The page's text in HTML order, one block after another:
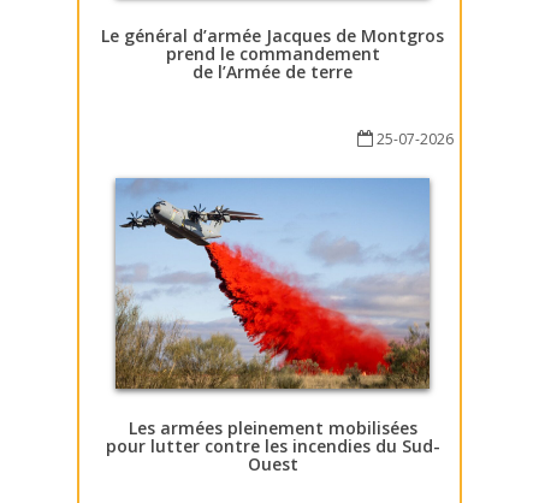
Le général d’armée Jacques de Montgros
prend le commandement
de l’Armée de terre
25-07-2026
Les armées pleinement mobilisées
pour lutter contre les incendies du Sud-
Ouest